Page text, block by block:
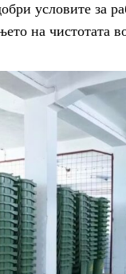
условите за
на чистотата